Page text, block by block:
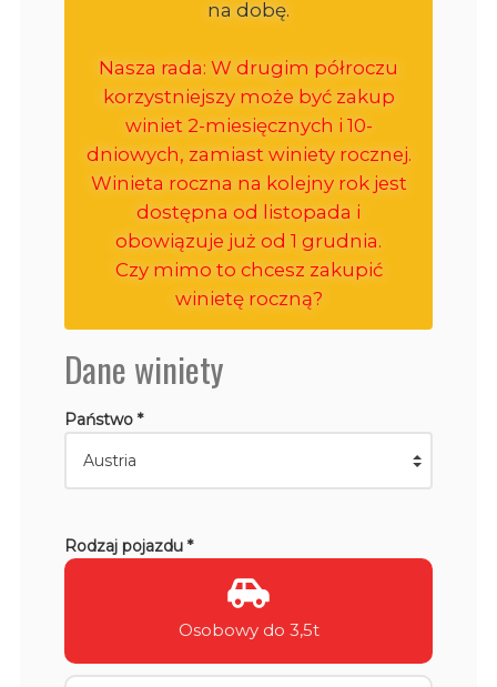
na dobę.
Nasza rada: W drugim półroczu
korzystniejszy może być zakup
winiet 2-miesięcznych i 10-
dniowych, zamiast winiety rocznej.
Winieta roczna na kolejny rok jest
dostępna od listopada i
obowiązuje już od 1 grudnia.
Czy mimo to chcesz zakupić
winietę roczną?
Dane winiety
Państwo *
Rodzaj pojazdu *
Osobowy do 3,5t